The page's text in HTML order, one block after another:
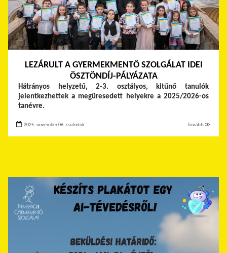
LEZÁRULT A GYERMEKMENTŐ SZOLGÁLAT IDEI
ÖSZTÖNDÍJ-PÁLYÁZATA
Hátrányos helyzetű, 2-3. osztályos, kitűnő tanulók
jelentkezhettek a megüresedett helyekre a 2025/2026-os
tanévre.
2025. november 06. csütörtök Tovább ≫